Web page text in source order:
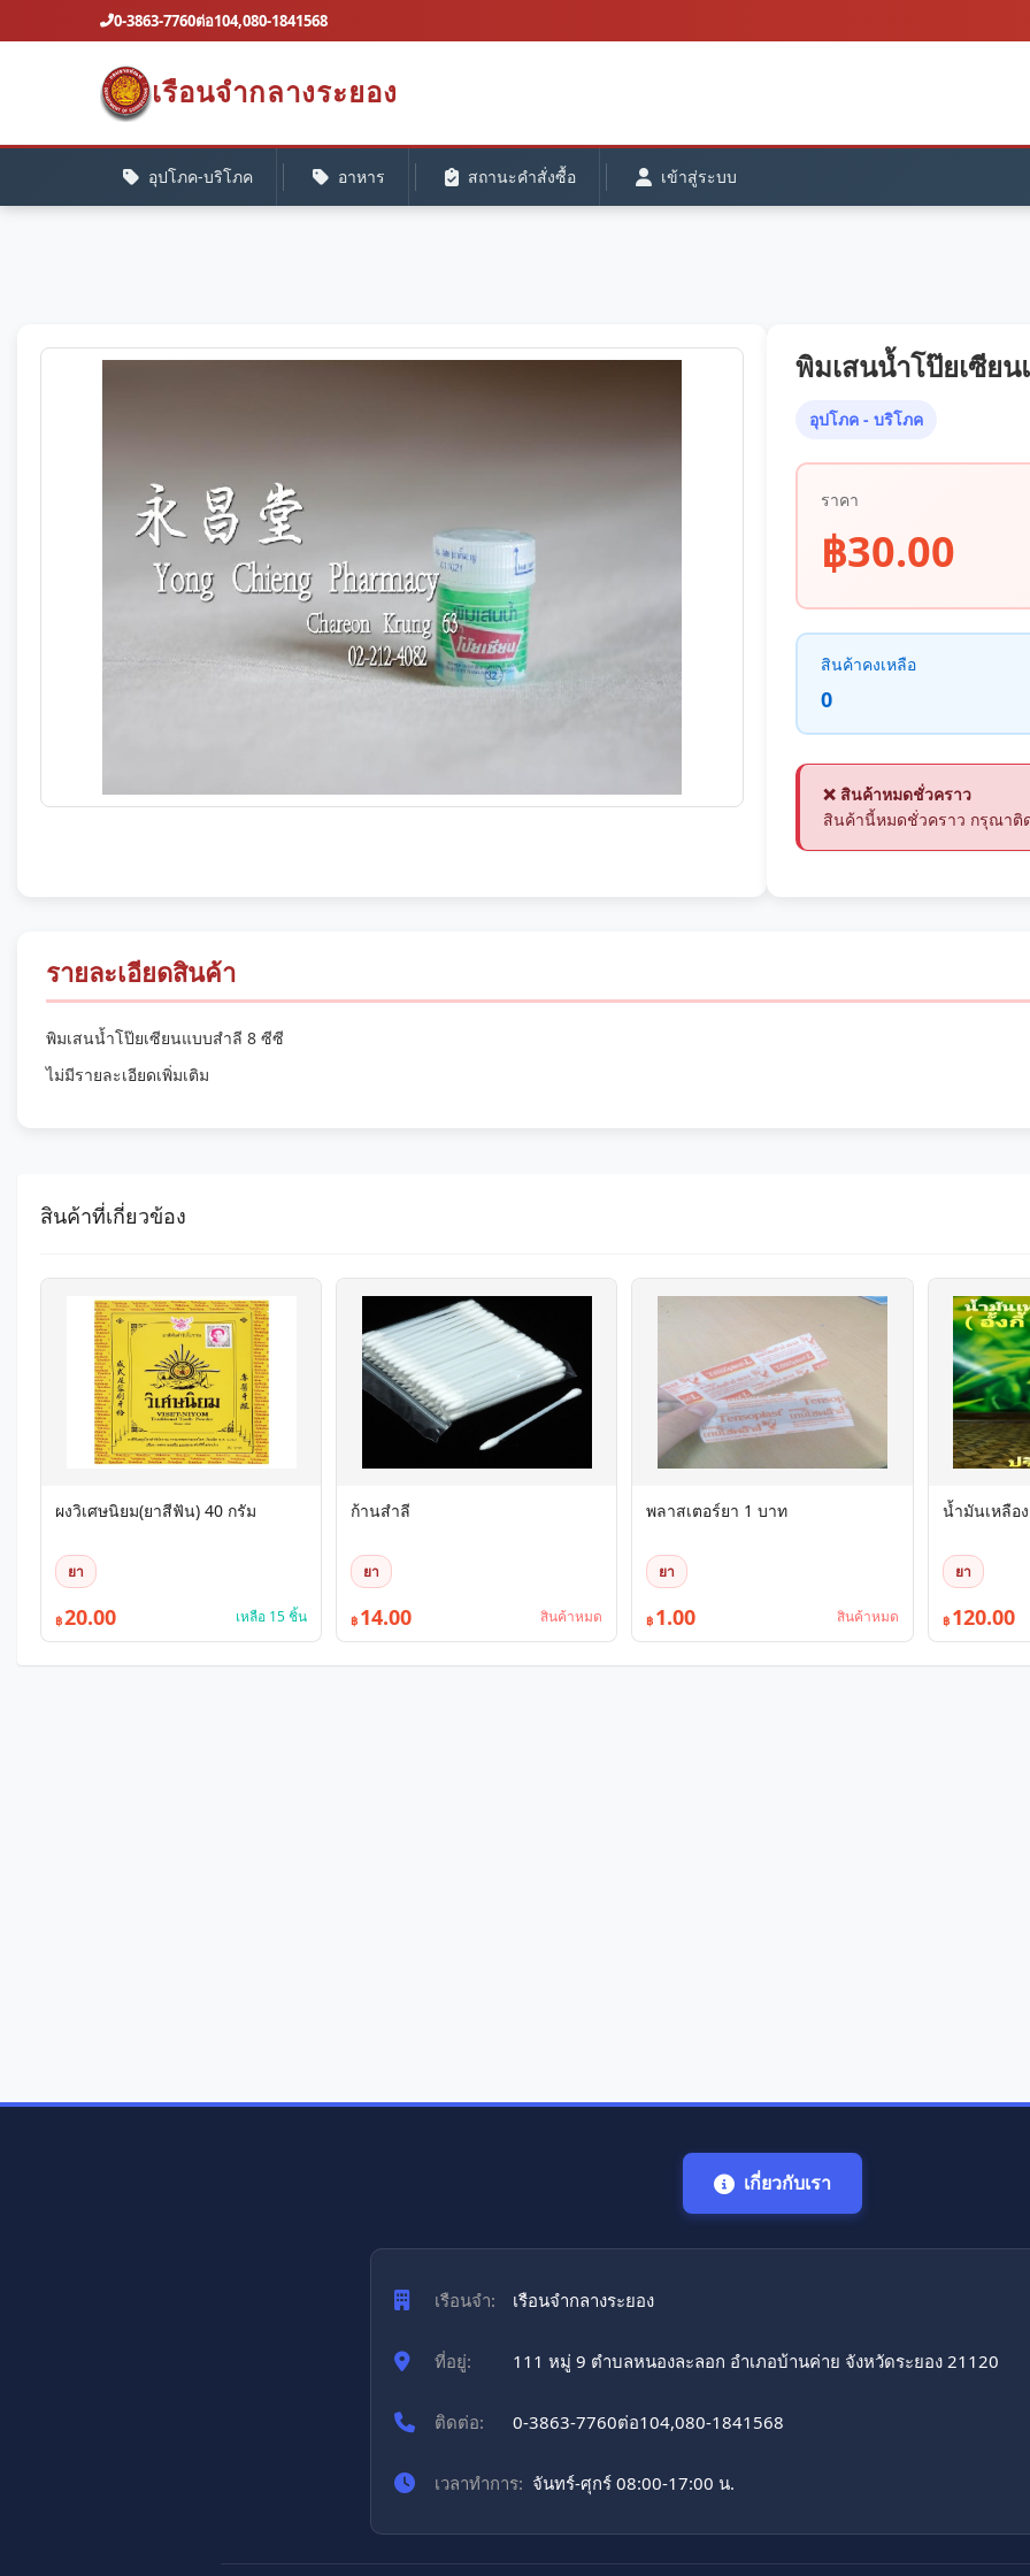
0-3863-7760ต่อ104,080-1841568
เรือนจํากลางระยอง
อุปโภค-บริโภค อาหาร สถานะคำสั่งซื้อ เข้าสู่ระบบ
พิมเสนน้ำโป๊ยเซีย
อุปโภค - บริโภค
ราคา
฿30.00
สินค้าคงเหลือ
0
❌ สินค้าหมดชั่วคราว
สินค้านี้หมดชั่วคราว กรุณาติ
รายละเอียดสินค้า
พิมเสนน้ำโป๊ยเซียนแบบสำลี 8 ซีซี
ไม่มีรายละเอียดเพิ่มเติม
สินค้าที่เกี่ยวข้อง
ผงวิเศษนิยม(ยาสีฟัน) 40 กรัม
ยา
฿20.00 เหลือ 15 ชิ้น
ก้านสำลี
ยา
฿ 14.00 สินค้าหมด
พลาสเตอร์ยา 1 บาท
ยา
฿ 1.00 สินค้าหมด
น้ำมันเหลือ
ยา
฿ 120.00
เกี่ยวกับเรา
เรือนจำ: เรือนจํากลางระยอง
ที่อยู่: 111 หมู่ 9 ตำบลหนองละลอก อำเภอบ้านค่าย จังหวัดระยอง 21120
ติดต่อ: 0-3863-7760ต่อ104,080-1841568
เวลาทำการ: จันทร์-ศุกร์ 08:00-17:00 น.